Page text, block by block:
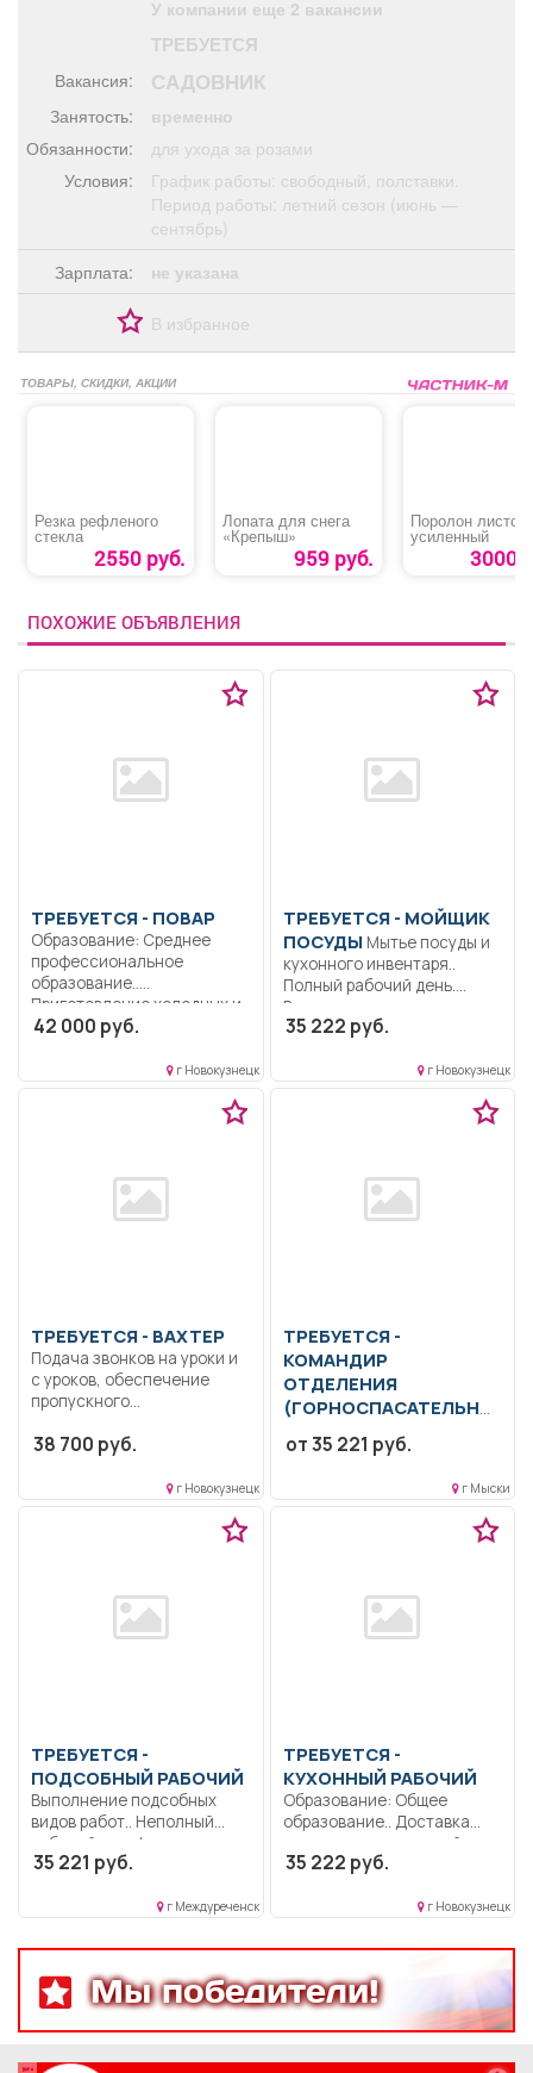
Обучение Проекты
Товары Поздравления
ТВ программа Я - пенсионер
У компании еще 2 вакансии
ТРЕБУЕТСЯ
Вакансия: САДОВНИК
Занятость:
временно
Обязанности:
для ухода за розами
Условия:
График работы: свободный, полставки.
Период работы: летний сезон (июнь —
сентябрь)
Зарплата:
не указана
В избранное
ТОВАРЫ, СКИДКИ, АКЦИИ
Резка рефленого
стекла
2550 руб.
Лопата для снега
«Крепыш»
959 руб.
Поролон
усиленный
3000
ПОХОЖИЕ ОБЪЯВЛЕНИЯ
ТРЕБУЕТСЯ - ПОВАР
Образование: Среднее
профессиональное
образование..
Приготовление холодных и
горячих блюд,...
42 000 руб.
г Новокузнецк
ТРЕБУЕТСЯ - МОЙЩИК
ПОСУДЫМытье посуды и
кухонного инвентаря..
Полный рабочий день.
Временно, на...
35 222 руб.
г Новокузнецк
ТРЕБУЕТСЯ - ВАХТЕР
Подача звонков на уроки и
с уроков, обеспечение
пропускного...
38 700 руб.
г Новокузнецк
ТРЕБУЕТСЯ -
КОМАНДИР
ОТДЕЛЕНИЯ
(ГОРНОСПАСАТЕЛЬНО
пожарной части)
Образование: Среднее
образование.
прохождение специальной
от 35 221 руб.
г Мыски
ТРЕБУЕТСЯ -
ПОДСОБНЫЙ РАБОЧИЙ
Выполнение подсобных
видов работ.. Неполный
рабочий день/неполная
рабочая неделя..
35 221 руб.
г Междуреченск
ТРЕБУЕТСЯ -
КУХОННЫЙ РАБОЧИЙ
Образование: Общее
образование.. Доставка
продуктов из кладовой на
пищеблок;...
35 222 руб.
г Новокузнецк
Мы победители!